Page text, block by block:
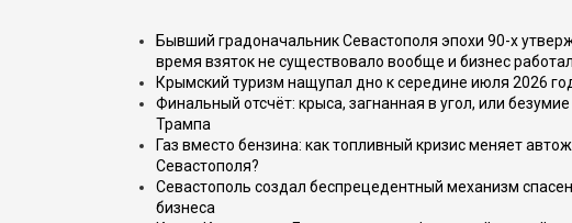
Бывший градоначальник Севастополя эпохи 90-х
время взяток не существовало вообще и бизнес
Крымский туризм нащупал дно к середине июля 2026
Финальный отсчёт: крыса, загнанная в угол, или
Трампа
Газ вместо бензина: как топливный кризис меняет
Севастополя?
Севастополь создал беспрецедентный механизм
бизнеса